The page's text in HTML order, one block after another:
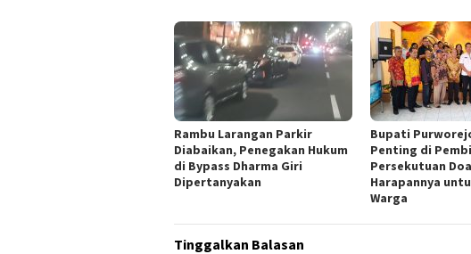
Rambu Larangan Parkir
Diabaikan, Penegakan Hukum
di Bypass Dharma Giri
Dipertanyakan
Bupati
Penting di
Persekutuan
Harapannya
Warga
Tinggalkan Balasan